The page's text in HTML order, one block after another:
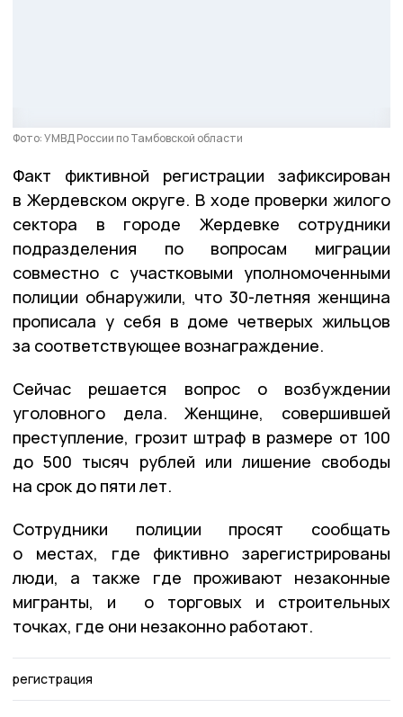
Фото: УМВД России по Тамбовской области
Факт фиктивной регистрации зафиксирован
в Жердевском округе. В ходе проверки жилого
сектора в городе Жердевке сотрудники
подразделения по вопросам миграции
совместно с участковыми уполномоченными
полиции обнаружили, что 30-летняя женщина
прописала у себя в доме четверых жильцов
за соответствующее вознаграждение.
Сейчас решается вопрос о возбуждении
уголовного дела. Женщине, совершившей
преступление, грозит штраф в размере от 100
до 500 тысяч рублей или лишение свободы
на срок до пяти лет.
Сотрудники полиции просят сообщать
о местах, где фиктивно зарегистрированы
люди, а также где проживают незаконные
мигранты, и о торговых и строительных
точках, где они незаконно работают.
регистрация